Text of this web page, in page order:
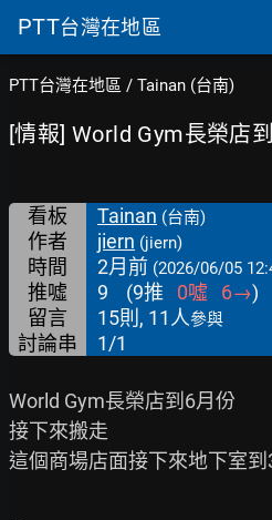
PTT台灣在地區
PTT台灣在地區 / Tainan (台南)
[情報] World Gym長榮店
看板 Tainan (台南)
作者 jiern (jiern)
時間 2月前 (2026/06/05
推噓 9 (9推 0噓 6→)
留言
15則, 11人參與
討論串 1/1
World Gym長榮店到6月份
接下來搬走
這個商場店面接下來地下室